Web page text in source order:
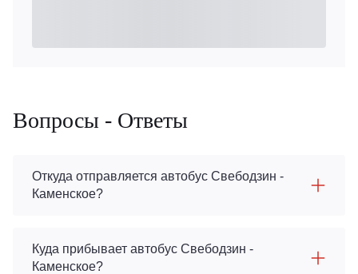
Вопросы - Ответы
Откуда отправляется автобус Свебодзин -
Каменское?
Куда прибывает автобус Свебодзин -
Каменское?